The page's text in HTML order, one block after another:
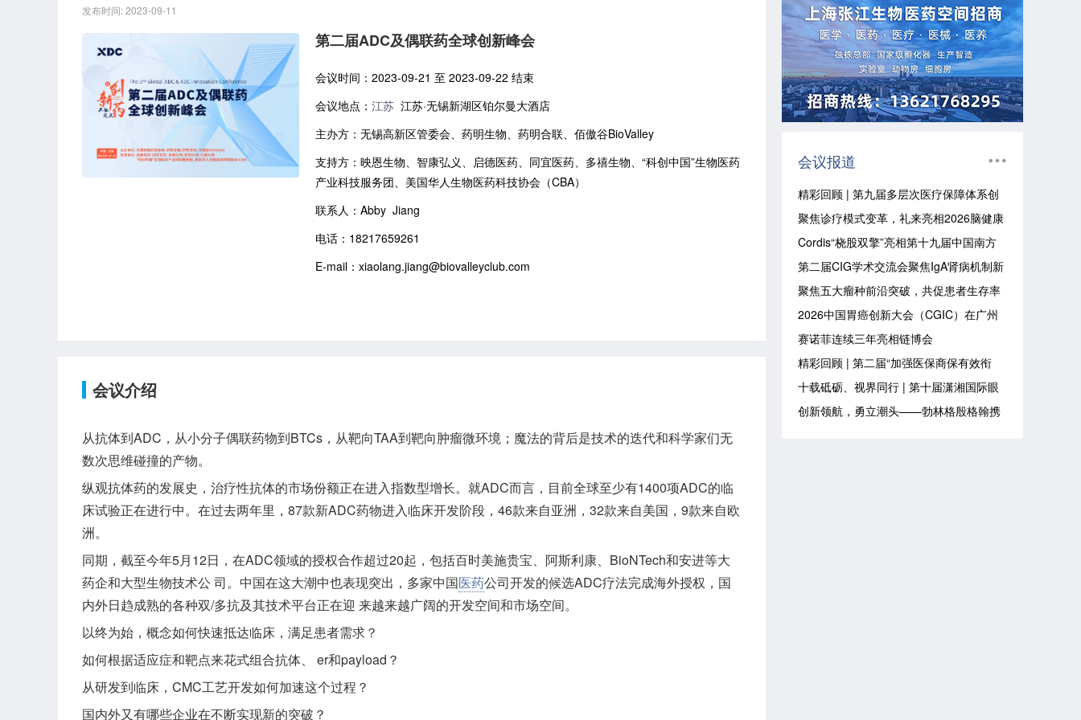
发布时间: 2023-09-11
第二届ADC及偶联药全球创新峰会
会议时间：2023-09-21 至 2023-09-22 结束
会议地点： 江苏 江苏·无锡新湖区铂尔曼大酒店
主办方：无锡高新区管委会、药明生物、药明合联、佰傲谷BioValley
支持方：映恩生物、智康弘义、启德医药、同宜医药、多禧生物、“科创中国”生物医药
产业科技服务团、美国华人生物医药科技协会（CBA）
联系人：Abby Jiang
电话：18217659261
E-mail：xiaolang.jiang@biovalleyclub.com
会议介绍
从抗体到ADC，从小分子偶联药物到BTCs，从靶向TAA到靶向肿瘤微环境；魔法的背后是技术的迭代和科学家们无
数次思维碰撞的产物。
纵观抗体药的发展史，治疗性抗体的市场份额正在进入指数型增长。就ADC而言，目前全球至少有1400项ADC的临
床试验正在进行中。在过去两年里，87款新ADC药物进入临床开发阶段，46款来自亚洲，32款来自美国，9款来自欧
洲。
同期，截至今年5月12日，在ADC领域的授权合作超过20起，包括百时美施贵宝、阿斯利康、BioNTech和安进等大
药企和大型生物技术公 司。中国在这大潮中也表现突出，多家中国医药公司开发的候选ADC疗法完成海外授权，国
内外日趋成熟的各种双/多抗及其技术平台正在迎 来越来越广阔的开发空间和市场空间。
以终为始，概念如何快速抵达临床，满足患者需求？
如何根据适应症和靶点来花式组合抗体、 er和payload？
从研发到临床，CMC工艺开发如何加速这个过程？
国内外又有哪些企业在不断实现新的突破？
会议报道
精彩回顾 | 第九届多层次医疗保障体系创
新大会圆满落幕
聚焦诊疗模式变革，礼来亮相2026脑健康
大会，探索阿尔茨海默病管理新路径
Cordis“桡股双擎”亮相第十九届中国南方
血管大会
第二届CIG学术交流会聚焦IgA肾病机制新
突破 耐赋康®夯实首选对因治疗核心地位
聚焦五大瘤种前沿突破，共促患者生存率
提升——辉瑞肿瘤学术季举办“多瘤种前沿
进展交流会”
2026中国胃癌创新大会（CGIC）在广州
隆重开幕
赛诺菲连续三年亮相链博会
精彩回顾 | 第二届“加强医保商保有效衔
接，支持创新药械发展”会议成功举办
十载砥砺、视界同行 | 第十届潇湘国际眼
科高峰论坛在长沙盛大召开
创新领航，勇立潮头——勃林格殷格翰携